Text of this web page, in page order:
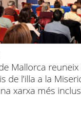
Mallorca reuneix
de l’illa a la
xarxa més